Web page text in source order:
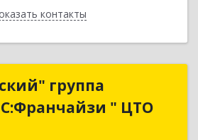
контакты
Назад
группа
" ЦТО
Жуковский" группа
1С:Франчайзи " ЦТО